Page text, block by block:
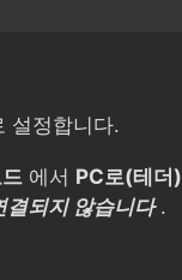
설정합니다.
에서 PC로(테더)
결되지 않습니다.